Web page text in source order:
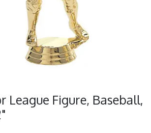
League Figure, Baseball,